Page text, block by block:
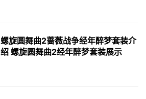
螺旋圆舞曲2蔷薇战争经年醉梦套装介
绍 螺旋圆舞曲2经年醉梦套装展示